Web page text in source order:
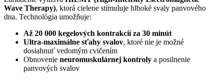
Wave Therapy), ktorá cielene stimuluje hlboké svaly panvového
dna. Technológia umožňuje:
Až 20 000 kegelových kontrakcií za 30 minút
Ultra-maximálne sťahy svalov, ktoré nie je možné
dosiahnuť vedomým cvičením
Obnovenie neuromuskulárnej kontroly a posilnenie
panvových svalov